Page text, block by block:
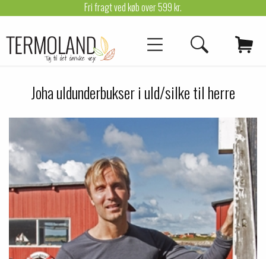
Fri fragt ved køb over 599 kr.
Joha uldunderbukser i uld/silke til herre